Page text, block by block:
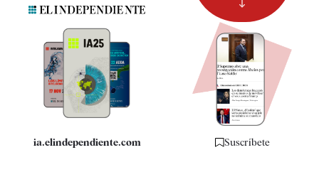
Quiénes somos
Especificaciones
ia.elindependiente.com Suscríbete